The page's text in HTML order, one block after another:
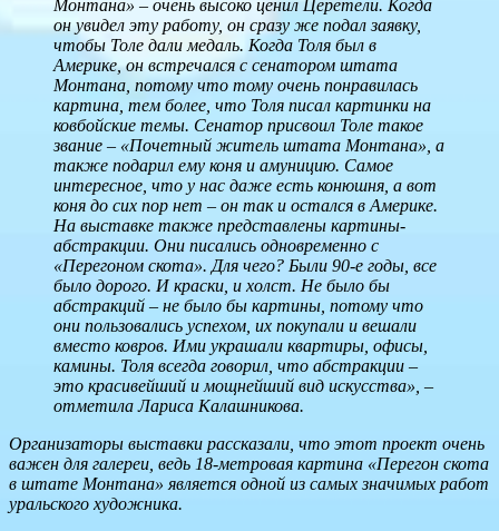
Монтана» – очень высоко ценил Церетели. Когда
он увидел эту работу, он сразу же подал заявку,
чтобы Толе дали медаль. Когда Толя был в
Америке, он встречался с сенатором штата
Монтана, потому что тому очень понравилась
картина, тем более, что Толя писал картинки на
ковбойские темы. Сенатор присвоил Толе такое
звание – «Почетный житель штата Монтана», а
также подарил ему коня и амуницию. Самое
интересное, что у нас даже есть конюшня, а вот
коня до сих пор нет – он так и остался в Америке.
На выставке также представлены картины-
абстракции. Они писались одновременно с
«Перегоном скота». Для чего? Были 90-е годы, все
было дорого. И краски, и холст. Не было бы
абстракций – не было бы картины, потому что
они пользовались успехом, их покупали и вешали
вместо ковров. Ими украшали квартиры, офисы,
камины. Толя всегда говорил, что абстракции –
это красивейший и мощнейший вид искусства», –
отметила Лариса Калашникова.
Организаторы выставки рассказали, что этот проект очень
важен для галереи, ведь 18-метровая картина «Перегон скота
в штате Монтана» является одной из самых значимых работ
уральского художника.